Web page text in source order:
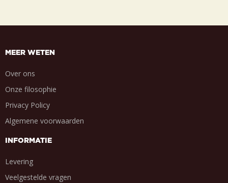
MEER WETEN
Over ons
Onze filosophie
Privacy Policy
Algemene voorwaarden
INFORMATIE
Levering
Veelgestelde vragen